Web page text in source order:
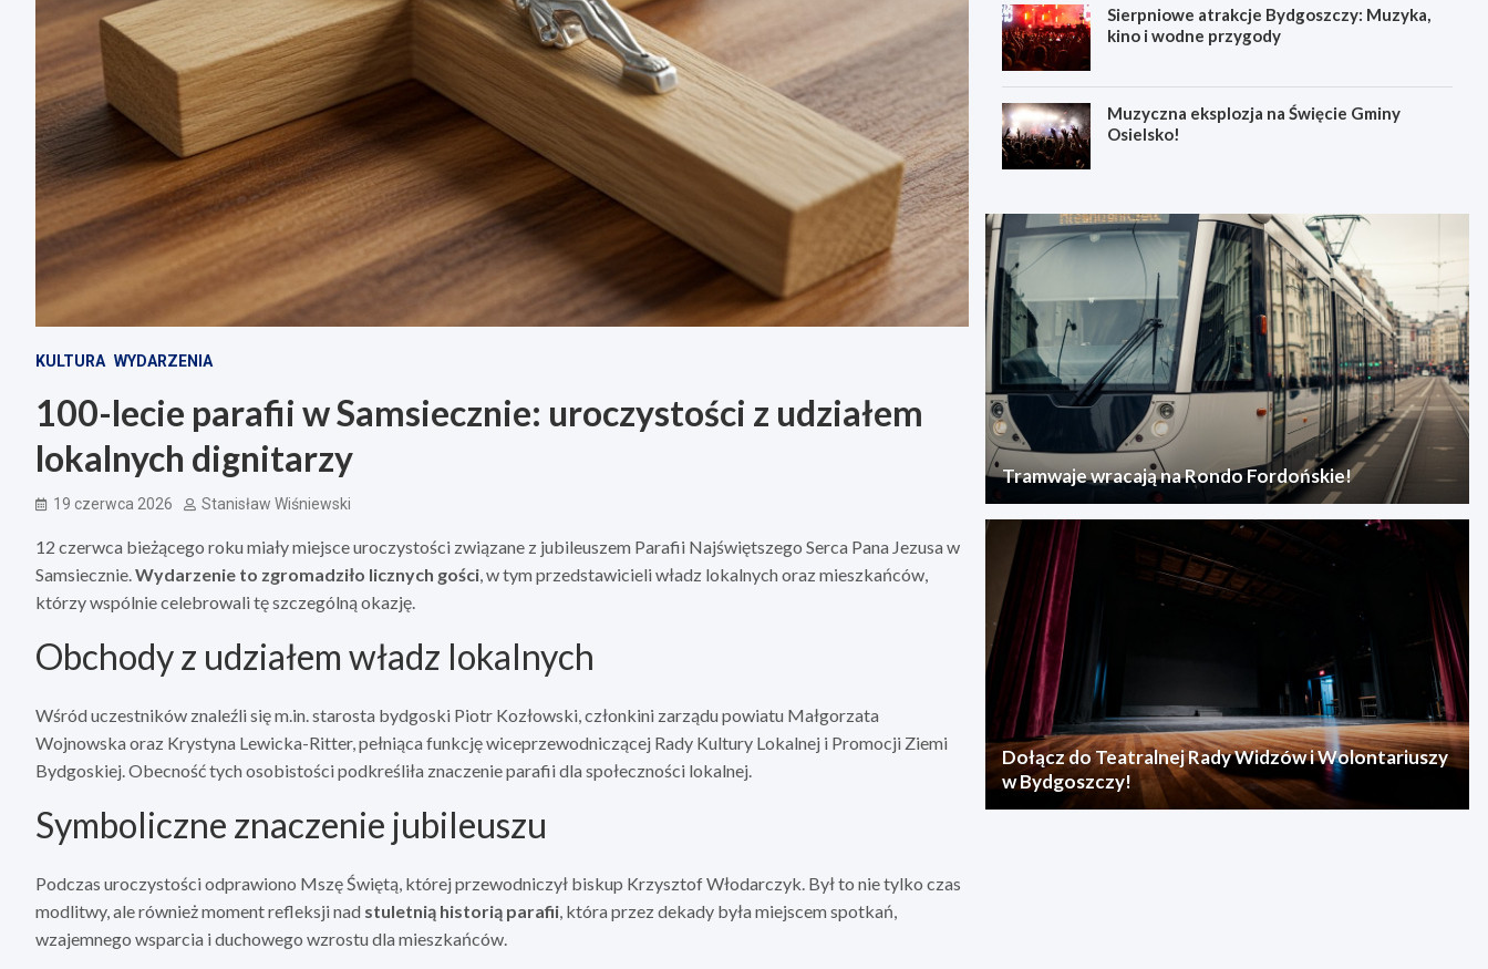
KULTURA WYDARZENIA
100-lecie parafii w Samsiecznie: uroczystości z udziałem
lokalnych dignitarzy
19 czerwca 2026 Stanisław Wiśniewski
12 czerwca bieżącego roku miały miejsce uroczystości związane z jubileuszem Parafii Najświętszego Serca Pana Jezusa w
Samsiecznie.Wydarzenie to zgromadziło licznych gości, w tym przedstawicieli władz lokalnych oraz mieszkańców,
którzy wspólnie celebrowali tę szczególną okazję.
Obchody z udziałem władz lokalnych
Wśród uczestników znaleźli się m.in. starosta bydgoski Piotr Kozłowski, członkini zarządu powiatu Małgorzata
Wojnowska oraz Krystyna Lewicka-Ritter, pełniąca funkcję wiceprzewodniczącej Rady Kultury Lokalnej i Promocji Ziemi
Bydgoskiej. Obecność tych osobistości podkreśliła znaczenie parafii dla społeczności lokalnej.
Symboliczne znaczenie jubileuszu
Podczas uroczystości odprawiono Mszę Świętą, której przewodniczył biskup Krzysztof Włodarczyk. Był to nie tylko czas
modlitwy, ale również moment refleksji nad stuletnią historią parafii, która przez dekady była miejscem spotkań,
wzajemnego wsparcia i duchowego wzrostu dla mieszkańców.
Sierpniowe atrakcje Bydgoszczy: Muzyka,
kino i wodne przygody
Muzyczna eksplozja na Święcie Gminy
Osielsko!
Tramwaje wracają na Rondo Fordońskie!
Dołącz do Teatralnej Rady Widzów i Wolontariuszy
w Bydgoszczy!